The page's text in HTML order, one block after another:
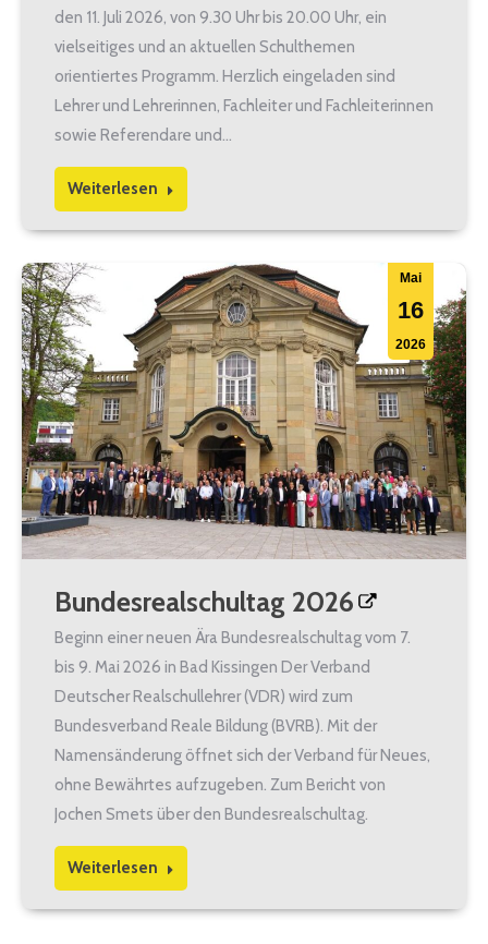
den 11. Juli 2026, von 9.30 Uhr bis 20.00 Uhr, ein
vielseitiges und an aktuellen Schulthemen
orientiertes Programm. Herzlich eingeladen sind
Lehrer und Lehrerinnen, Fachleiter und Fachleiterinnen
sowie Referendare und…
Weiterlesen
Mai
16
2026
Bundesrealschultag 2026
Beginn einer neuen Ära Bundesrealschultag vom 7.
bis 9. Mai 2026 in Bad Kissingen Der Verband
Deutscher Realschullehrer (VDR) wird zum
Bundesverband Reale Bildung (BVRB). Mit der
Namensänderung öffnet sich der Verband für Neues,
ohne Bewährtes aufzugeben. Zum Bericht von
Jochen Smets über den Bundesrealschultag.
Weiterlesen